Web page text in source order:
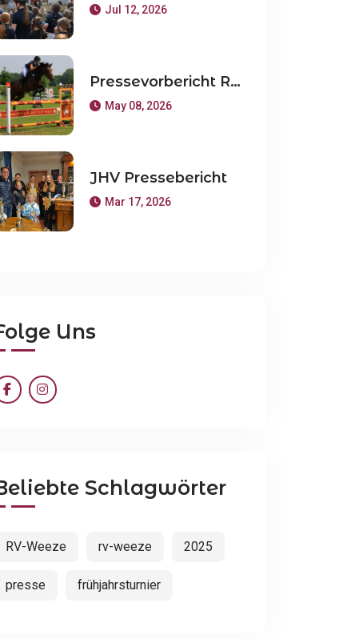
Jul 12, 2026
Pressevorbericht Reitturnier Weeze 16 und 17 Mai 2026
May 08, 2026
JHV Pressebericht
Mar 17, 2026
Uns
Schlagwörter
RV-Weeze rv-weeze 2025
presse frühjahrsturnier